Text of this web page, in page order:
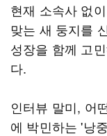
현재 소속사 없
맞는 새 둥지를
성장을 함께 고
다.
인터뷰 말미, 어
에 박민하는 '낭